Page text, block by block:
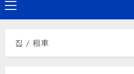
기
본
뉴
집 租車